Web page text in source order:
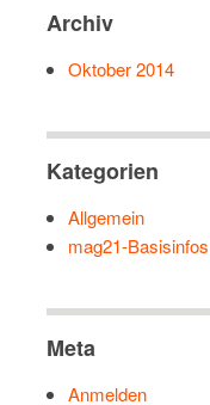
Archiv
Oktober 2014
Kategorien
Allgemein
mag21-Basisinfos
Meta
Anmelden